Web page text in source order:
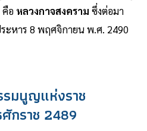
คือ หลวงกาจสงคราม ซึ่งต่อมา
ะหาร 8 พฤศจิกายน พ.ศ. 2490
มนูญแห่งราช
กราช 2489